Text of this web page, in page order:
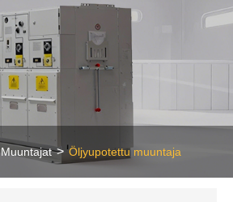
Muuntajat Öljyupotettu muuntaja